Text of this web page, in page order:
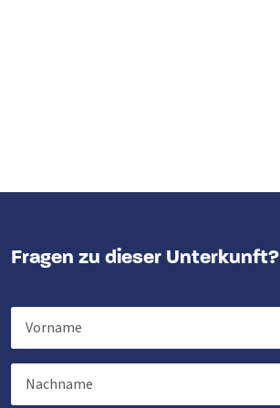
Fragen zu dieser Unterkunft?